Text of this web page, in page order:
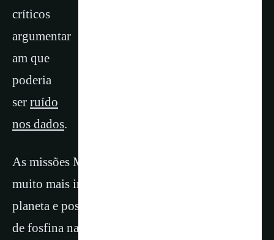
críticos
argumentar
am que
poderia
ser ruído
nos dados.
As missões Morning Star a Vênus fornecerão
muito mais informações sobre a química do
planeta e possivelmente confirmarão a presença
de fosfina nas nuvens.